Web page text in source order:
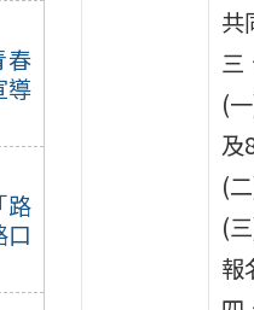
春
導
路
共
三
(
及
(
(
報